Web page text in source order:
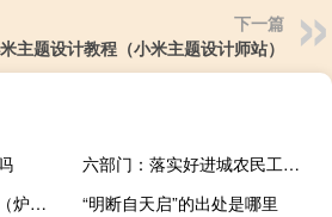
下一篇
主题设计教程（小米主题设计师站）
六部门：落实好进城农民工在城镇平等享受公共就业服务政策
炉石天马怎么获得卡组（炉石天马怎么获得）
“明断自天启”的出处是哪里